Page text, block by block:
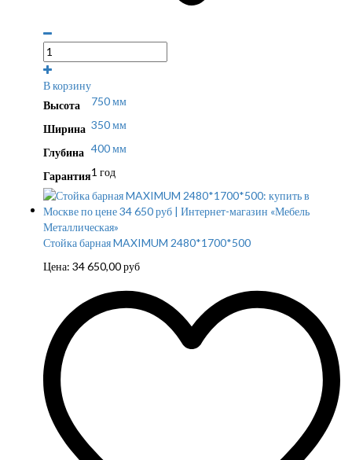
В корзину
Высота
750 мм
Ширина 350 мм
Глубина 400 мм
Гарантия1 год
Стойка барная MAXIMUM 2480*1700*500
Цена: 34 650,00руб